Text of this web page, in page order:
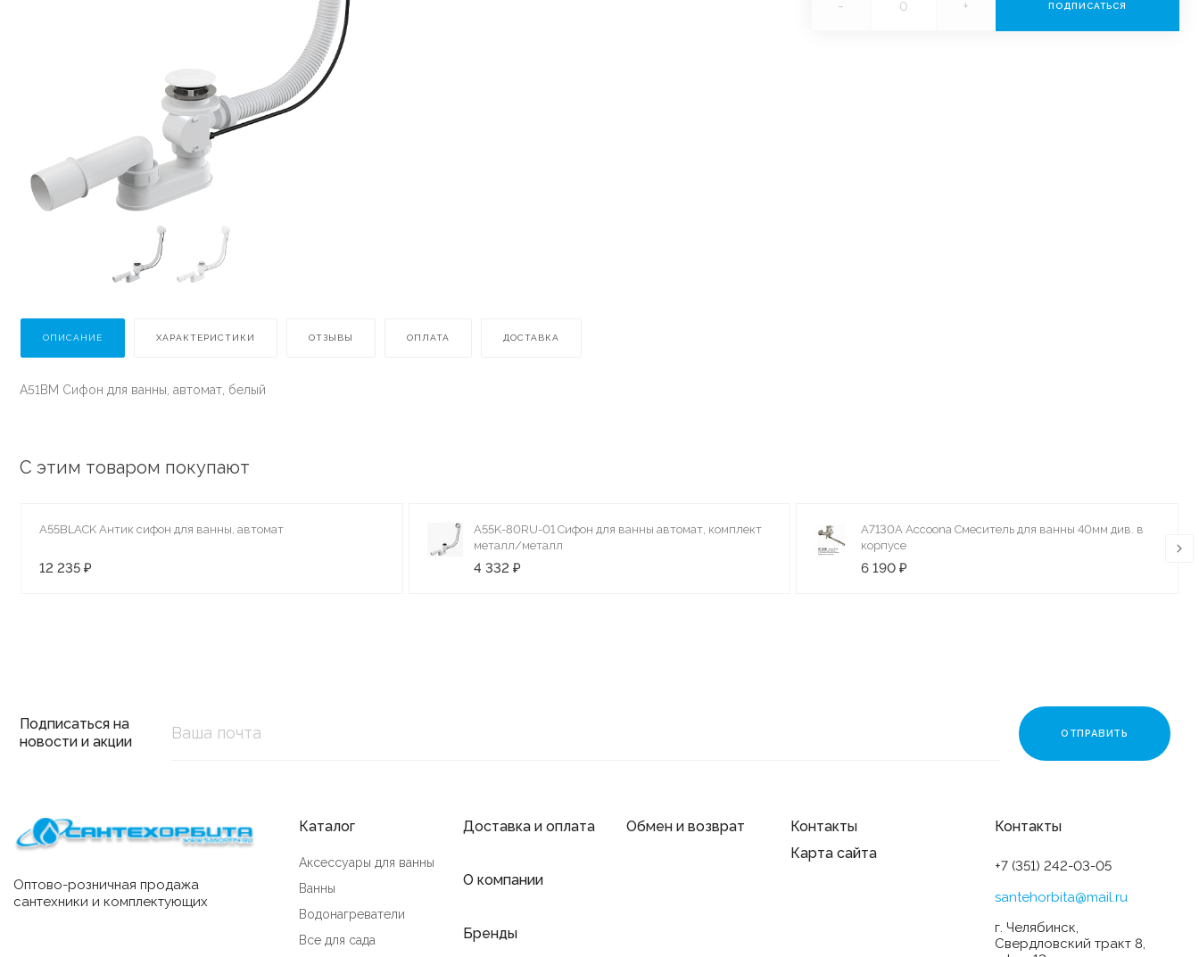
- + ПОДПИСАТЬСЯ
ОПИСАНИЕ ХАРАКТЕРИСТИКИ ОТЗЫВЫ ОПЛАТА ДОСТАВКА
A51BМ Сифон для ванны, автомат, белый
С этим товаром покупают
A55BLACK Антик сифон для ванны, автомат
12 235 ₽
A55K-80RU-01 Сифон для ванны автомат, комплект
металл/металл
4 332 ₽
A7130A Accoona Смеситель для ванны 40мм див. в
корпусе
6 190 ₽
Подписаться на
новости и акции
Оптово-розничная продажа
сантехники и комплектующих
Каталог
Аксессуары для ванны
Ванны
Водонагреватели
Все для сада
Доставка и оплата
О компании
Бренды
Обмен и возврат
Контакты
Карта сайта
Контакты
+7 (351) 242-03-05
santehorbita@mail.ru
г. Челябинск,
Свердловский тракт 8,